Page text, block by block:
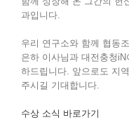
과입니다.
우리 연구소와 함께 협동
은하 이사님과 대전충청
하드립니다. 앞으로도 지
주시길 기대합니다.
수상 소식 바로가기